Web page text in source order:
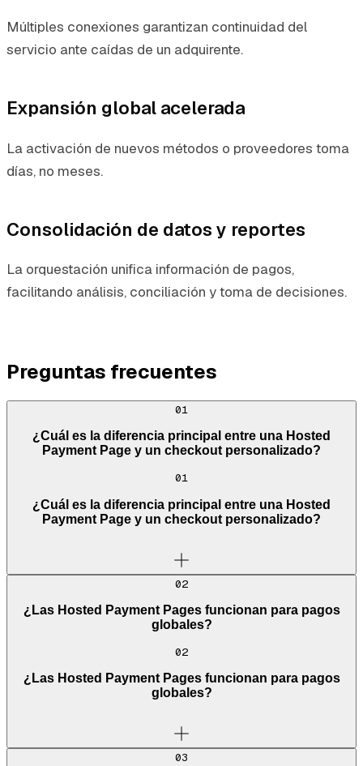
Múltiples conexiones garantizan continuidad del
servicio ante caídas de un adquirente.
Expansión global acelerada
La activación de nuevos métodos o proveedores toma
días, no meses.
Consolidación de datos y reportes
La orquestación unifica información de pagos,
facilitando análisis, conciliación y toma de decisiones.
Preguntas frecuentes
01
¿Cuál es la diferencia principal entre una Hosted
Payment Page y un checkout personalizado?
01
¿Cuál es la diferencia principal entre una Hosted
Payment Page y un checkout personalizado?
02
¿Las Hosted Payment Pages funcionan para pagos
globales?
02
¿Las Hosted Payment Pages funcionan para pagos
globales?
03